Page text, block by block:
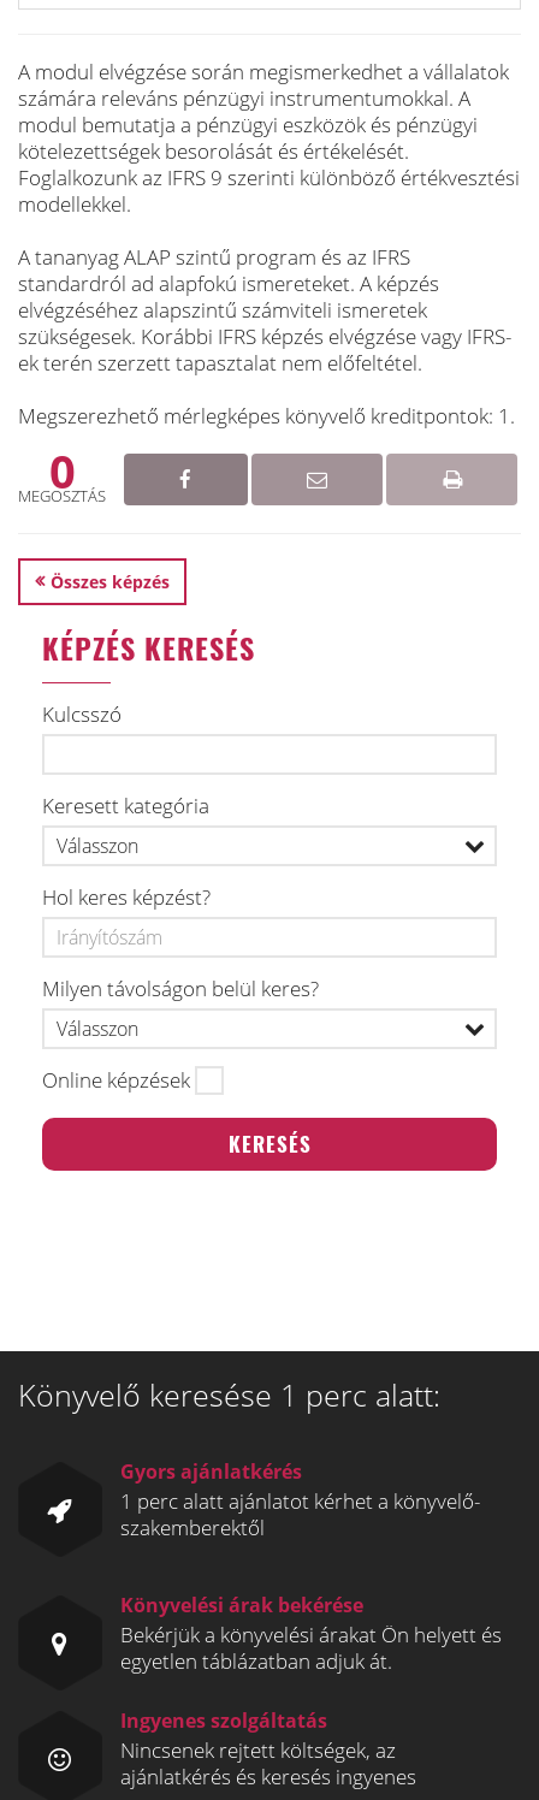
A modul elvégzése során megismerkedhet a vállalatok
számára releváns pénzügyi instrumentumokkal. A
modul bemutatja a pénzügyi eszközök és pénzügyi
kötelezettségek besorolását és értékelését.
Foglalkozunk az IFRS 9 szerinti különböző értékvesztési
modellekkel.
A tananyag ALAP szintű program és az IFRS
standardról ad alapfokú ismereteket. A képzés
elvégzéséhez alapszintű számviteli ismeretek
szükségesek. Korábbi IFRS képzés elvégzése vagy IFRS-
ek terén szerzett tapasztalat nem előfeltétel.
Megszerezhető mérlegképes könyvelő kreditpontok: 1.
0
MEGOSZTÁS
Összes képzés
KÉPZÉS KERESÉS
Kulcsszó
Keresett kategória
Hol keres képzést?
Milyen távolságon belül keres?
Online képzések
Könyvelő keresése 1 perc alatt:
Gyors ajánlatkérés
1 perc alatt ajánlatot kérhet a könyvelő-
szakemberektől
Könyvelési árak bekérése
Bekérjük a könyvelési árakat Ön helyett és
egyetlen táblázatban adjuk át.
Ingyenes szolgáltatás
Nincsenek rejtett költségek, az
ajánlatkérés és keresés ingyenes